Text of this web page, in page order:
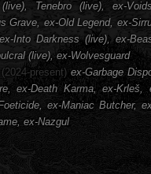
Tenebro (live), ex-
Grave, ex-Old Legend, ex-
Into Darkness (live), ex-
(live), ex-Wolvesguard
present) ex-Garbage
ex-Death Karma, ex-Krleš,
ex-Maniac Butcher,
ex-Nazgul